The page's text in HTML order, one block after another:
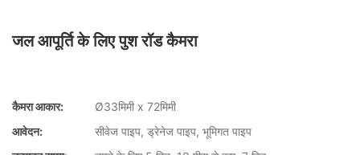
जल आपूर्ति के लिए पुश रॉड कैमरा
कैमरा आकार:
Ø33मिमी x 72मिमी
आवेदन:
सीवेज पाइप, ड्रेनेज पाइप, भूमिगत पाइप